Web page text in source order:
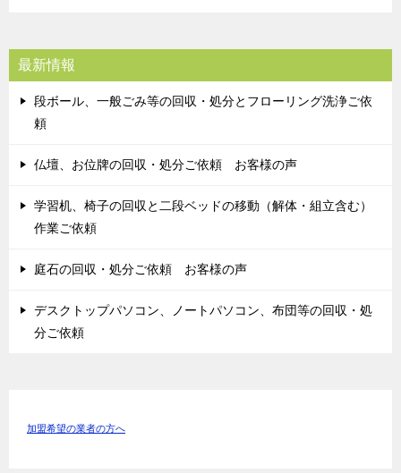
最新情報
段ボール、一般ごみ等の回収・処分とフローリング洗浄ご依
頼
仏壇、お位牌の回収・処分ご依頼 お客様の声
学習机、椅子の回収と二段ベッドの移動（解体・組立含む）
作業ご依頼
庭石の回収・処分ご依頼 お客様の声
デスクトップパソコン、ノートパソコン、布団等の回収・処
分ご依頼
加盟希望の業者の方へ